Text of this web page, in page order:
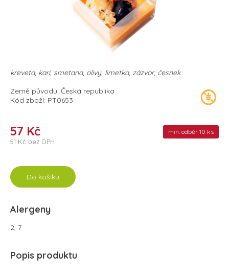
kreveta, kari, smetana, olivy, limetka, zázvor, česnek
Země původu: Česká republika
Kód zboží: PT0653
57 Kč
51 Kč bez DPH
min. odběr 10 ks
Do košíku
Alergeny
2, 7
Popis produktu